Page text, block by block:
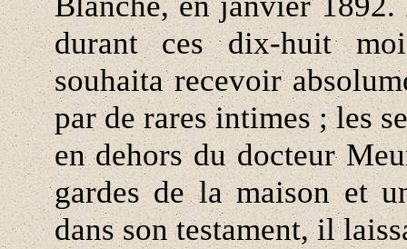
durant ces dix-huit
souhaita recevoir
par de rares intimes ; les
en dehors du docteur
gardes de la maison et
dans son testament, il